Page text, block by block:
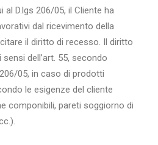
al D.lgs 206/05, il Cliente ha
dal ricevimento della
il diritto di recesso. Il diritto
dell’art. 55, secondo
05, in caso di prodotti
le esigenze del cliente
componibili, pareti soggiorno di